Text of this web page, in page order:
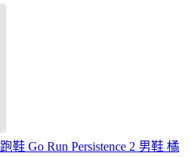
鞋 Go Run Persistence 2 男鞋 橘